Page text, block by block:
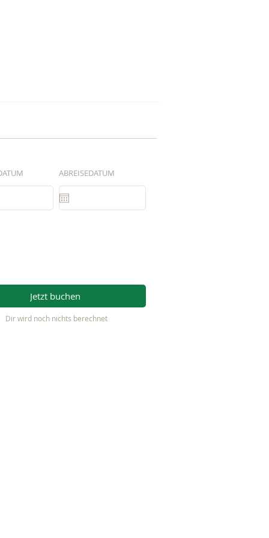
ABREISEDATUM
Jetzt buchen
Dir wird noch nichts berechnet